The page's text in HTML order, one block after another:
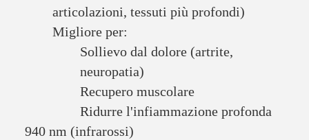
articolazioni, tessuti più profondi)
Migliore per:
Sollievo dal dolore (artrite,
neuropatia)
Recupero muscolare
Ridurre l'infiammazione profonda
940 nm (infrarossi)